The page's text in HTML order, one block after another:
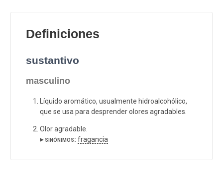
Definiciones
sustantivo
masculino
Líquido aromático, usualmente hidroalcohólico,
que se usa para desprender olores agradables.
Olor agradable.
▸ sinónimos: fragancia